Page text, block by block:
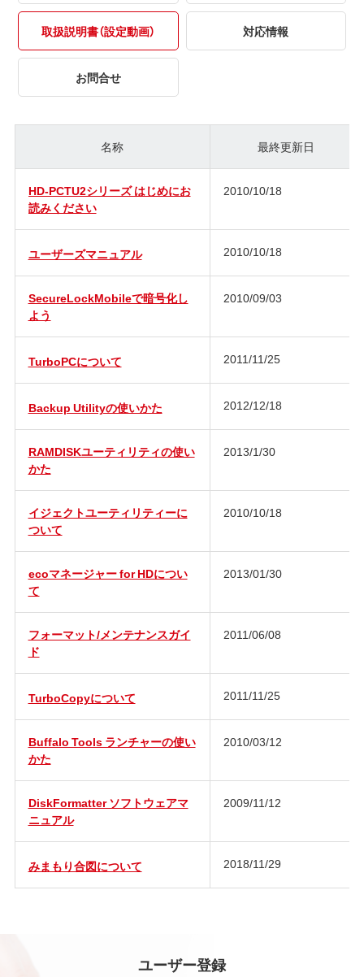
取扱説明書（設定動画） 対応情報
お問合せ
名称 最終更新日
HD-PCTU2シリーズ はじめにお
読みください
2010/10/18
ユーザーズマニュアル 2010/10/18
SecureLockMobileで暗号化し
よう
2010/09/03
TurboPCについて 2011/11/25
Backup Utilityの使いかた 2012/12/18
RAMDISKユーティリティの使い
かた
2013/1/30
イジェクトユーティリティーに
ついて
2010/10/18
ecoマネージャー for HDについ
て
2013/01/30
フォーマット/メンテナンスガイ
ド
2011/06/08
TurboCopyについて 2011/11/25
Buffalo Tools ランチャーの使い
かた
2010/03/12
DiskFormatter ソフトウェアマ
ニュアル
2009/11/12
みまもり合図について 2018/11/29
ユーザー登録